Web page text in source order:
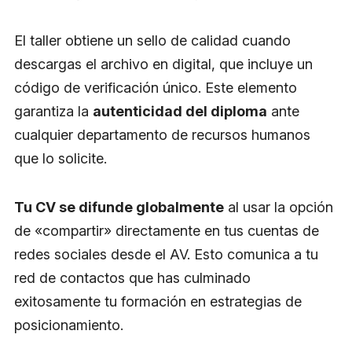
El taller obtiene un sello de calidad cuando
descargas el archivo en digital, que incluye un
código de verificación único. Este elemento
garantiza la autenticidad del diploma ante
cualquier departamento de recursos humanos
que lo solicite.
Tu CV se difunde globalmente al usar la opción
de «compartir» directamente en tus cuentas de
redes sociales desde el AV. Esto comunica a tu
red de contactos que has culminado
exitosamente tu formación en estrategias de
posicionamiento.